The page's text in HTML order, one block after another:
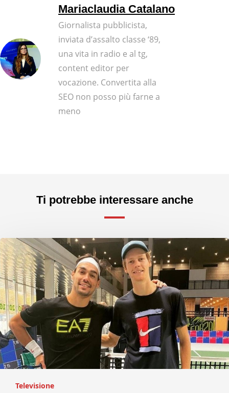
Mariaclaudia Catalano
Giornalista pubblicista,
inviata d’assalto classe ‘89,
una vita in radio e al tg,
content editor per
vocazione. Convertita alla
SEO non posso più farne a
meno
Ti potrebbe interessare anche
Televisione